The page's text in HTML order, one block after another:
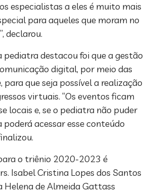
especialistas a eles é muito mais
para aqueles que moram no
declarou.
destacou foi que a gestão
digital, por meio das
para que seja possível a realização
virtuais. “Os eventos ficam
locais e, se o pediatra não puder
poderá acessar esse conteúdo
o triênio 2020-2023 é
Isabel Cristina Lopes dos Santos
Helena de Almeida Gattass